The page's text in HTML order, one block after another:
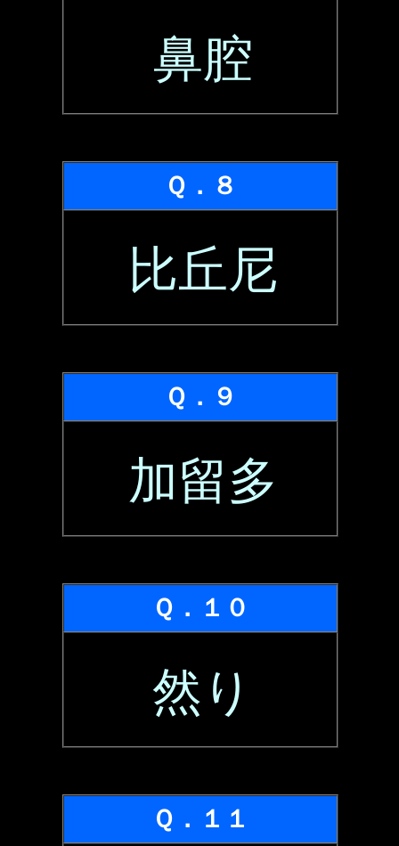
鼻腔
Ｑ．８
比丘尼
Ｑ．９
加留多
Ｑ．１０
然り
Ｑ．１１